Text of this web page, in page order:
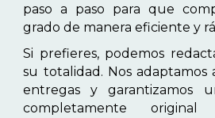
paso a paso para que
grado de manera eficiente y
Si prefieres, podemos
su totalidad. Nos
entregas y garantizamos
completamente